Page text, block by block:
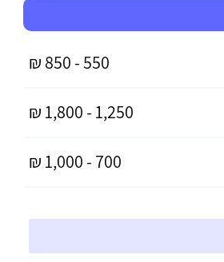
550 - 850 ₪
1,250 - 1,800 ₪
700 - 1,000 ₪